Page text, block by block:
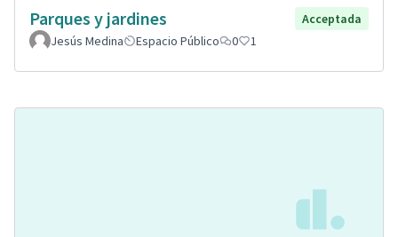
Parques y jardines
Acceptada
Jesús Medina
Espacio Público 0 1